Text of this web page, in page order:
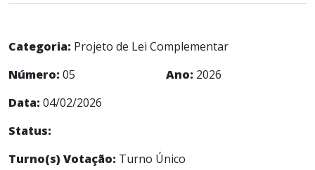
Categoria: Projeto de Lei Complementar
Número: 05 Ano: 2026
Data: 04/02/2026
Status:
Turno(s) Votação: Turno Único